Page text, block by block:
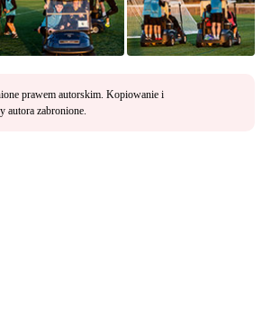
prawem autorskim. Kopiowanie i
autora zabronione.